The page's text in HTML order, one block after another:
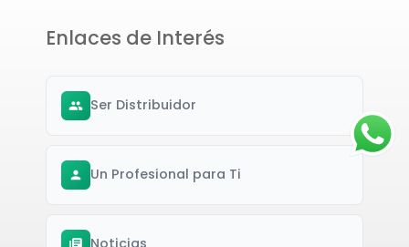
Enlaces de Interés
Ser Distribuidor
Un Profesional para Ti